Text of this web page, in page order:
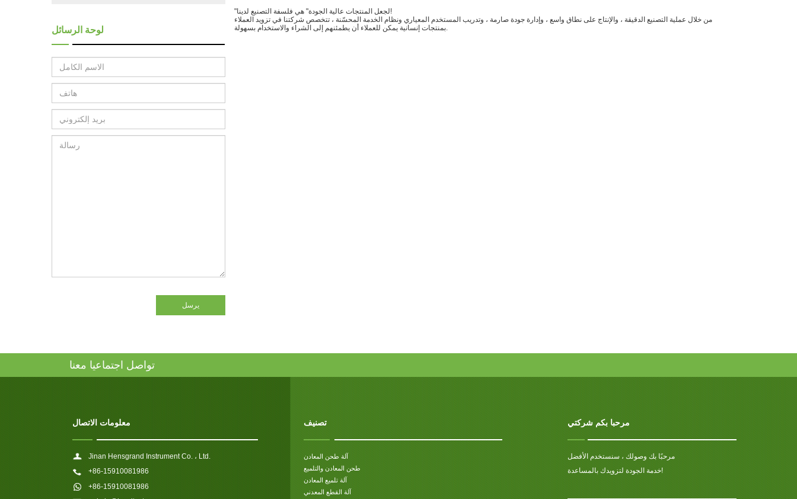
لوحة الرسائل
يرسل
"لجعل المنتجات عالية الجودة" هي فلسفة التصنيع لدينا!
من خلال عملية التصنيع الدقيقة ، والإنتاج على نطاق واسع ، وإدارة جودة صارمة ، وتدريب المستخدم المعياري ونظام الخدمة المحسّنة ، تتخصص شركتنا في تزويد العملاء
بمنتجات إنسانية يمكن للعملاء أن يطمئنهم إلى الشراء والاستخدام بسهولة.
تواصل اجتماعيا معنا
معلومات الاتصال
Jinan Hensgrand Instrument Co. ، Ltd.
+86-15910081986
+86-15910081986
تصنيف
آلة طحن المعادن
طحن المعادن والتلميع
آلة تلميع المعادن
آلة القطع المعدني
مرحبا بكم شركتي
مرحبًا بك وصولك ، سنستخدم الأفضل
خدمة الجودة لتزويدك بالمساعدة!